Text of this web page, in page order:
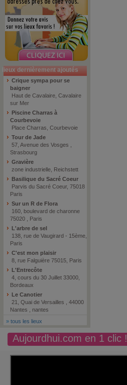
lieux dernièrement ajoutés
Crique sympa pour se
baigner
Haut de Cavalaire, Cavalaire
sur Mer
Piscine Charras à
Courbevoie
Place Charras, Courbevoie
Tour de Jade
57, Avenue des Vosges ,
Strasbourg
Gravière
zone industrielle, Reichstett
Basilique du Sacré Coeur
Parvis du Sacré Coeur, 75018
Paris
Sur un R de Flora
160, boulevard de charonne
75020 , Paris
L'arbre de sel
138, rue de Vaugirard - 15ème,
Paris
C'est mon plaisir
8, rue Falguière 75015, Paris
L'Entrecôte
4, cours du 30 Juillet 33000,
Bordeaux
Le Canotier
21, Quai de Versailles , 44000
Nantes , nantes
» tous les lieux
Aujourdhui.com en 1 clic !